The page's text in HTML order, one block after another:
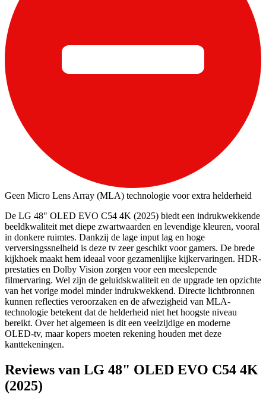
Geen Micro Lens Array (MLA) technologie voor extra helderheid
De LG 48" OLED EVO C54 4K (2025) biedt een indrukwekkende
beeldkwaliteit met diepe zwartwaarden en levendige kleuren, vooral
in donkere ruimtes. Dankzij de lage input lag en hoge
verversingssnelheid is deze tv zeer geschikt voor gamers. De brede
kijkhoek maakt hem ideaal voor gezamenlijke kijkervaringen. HDR-
prestaties en Dolby Vision zorgen voor een meeslepende
filmervaring. Wel zijn de geluidskwaliteit en de upgrade ten opzichte
van het vorige model minder indrukwekkend. Directe lichtbronnen
kunnen reflecties veroorzaken en de afwezigheid van MLA-
technologie betekent dat de helderheid niet het hoogste niveau
bereikt. Over het algemeen is dit een veelzijdige en moderne
OLED-tv, maar kopers moeten rekening houden met deze
kanttekeningen.
Reviews van LG 48" OLED EVO C54 4K
(2025)